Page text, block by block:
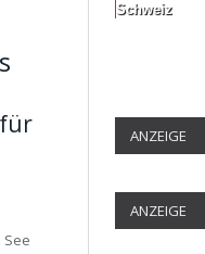
Schweiz
ANZEIGE
ANZEIGE